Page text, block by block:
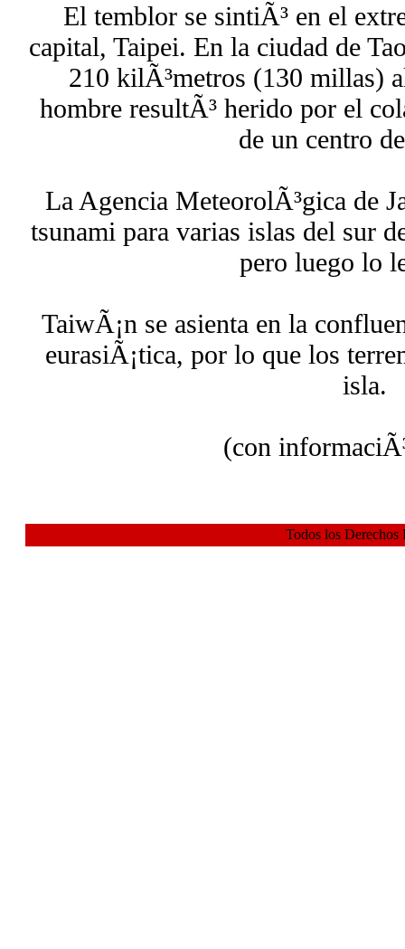
El temblor se sintiÃ³ en el
capital, Taipei. En la ciudad de
210 kilÃ³metros (130 millas)
hombre resultÃ³ herido por el
de un centro
La Agencia MeteorolÃ³gica de
tsunami para varias islas del sur
pero luego lo
TaiwÃ¡n se asienta en la
eurasiÃ¡tica, por lo que los
isla.
(con
Todos los Derechos